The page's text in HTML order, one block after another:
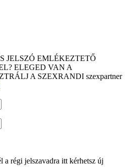
JELSZÓ EMLÉKEZTETŐ
ELEGED VAN A
A SZEXRANDI szexpartner
a régi jelszavadra itt kérhetsz új